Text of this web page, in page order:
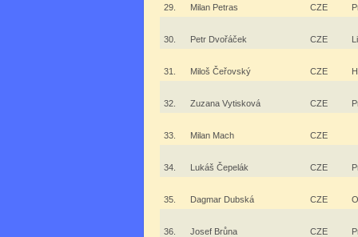
29. Milan Petras CZE
30. Petr Dvořáček CZE
31. Miloš Čeřovský CZE
32. Zuzana Vytisková CZE
33. Milan Mach CZE
34. Lukáš Čepelák CZE
35. Dagmar Dubská CZE
36. Josef Brůna CZE